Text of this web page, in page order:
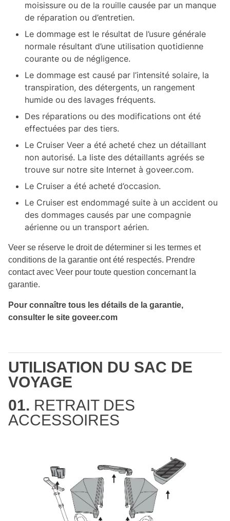
moisissure ou de la rouille causée par un manque
de réparation ou d’entretien.
Le dommage est le résultat de l’usure générale
normale résultant d’une utilisation quotidienne
courante ou de négligence.
Le dommage est causé par l’intensité solaire, la
transpiration, des détergents, un rangement
humide ou des lavages fréquents.
Des réparations ou des modifications ont été
effectuées par des tiers.
Le Cruiser Veer a été acheté chez un détaillant
non autorisé. La liste des détaillants agréés se
trouve sur notre site Internet à goveer.com.
Le Cruiser a été acheté d’occasion.
Le Cruiser est endommagé suite à un accident ou
des dommages causés par une compagnie
aérienne ou un transport aérien.
Veer se réserve le droit de déterminer si les termes et
conditions de la garantie ont été respectés. Prendre
contact avec Veer pour toute question concernant la
garantie.
Pour connaître tous les détails de la garantie,
consulter le site goveer.com
UTILISATION DU SAC DE
VOYAGE
01. RETRAIT DES
ACCESSOIRES